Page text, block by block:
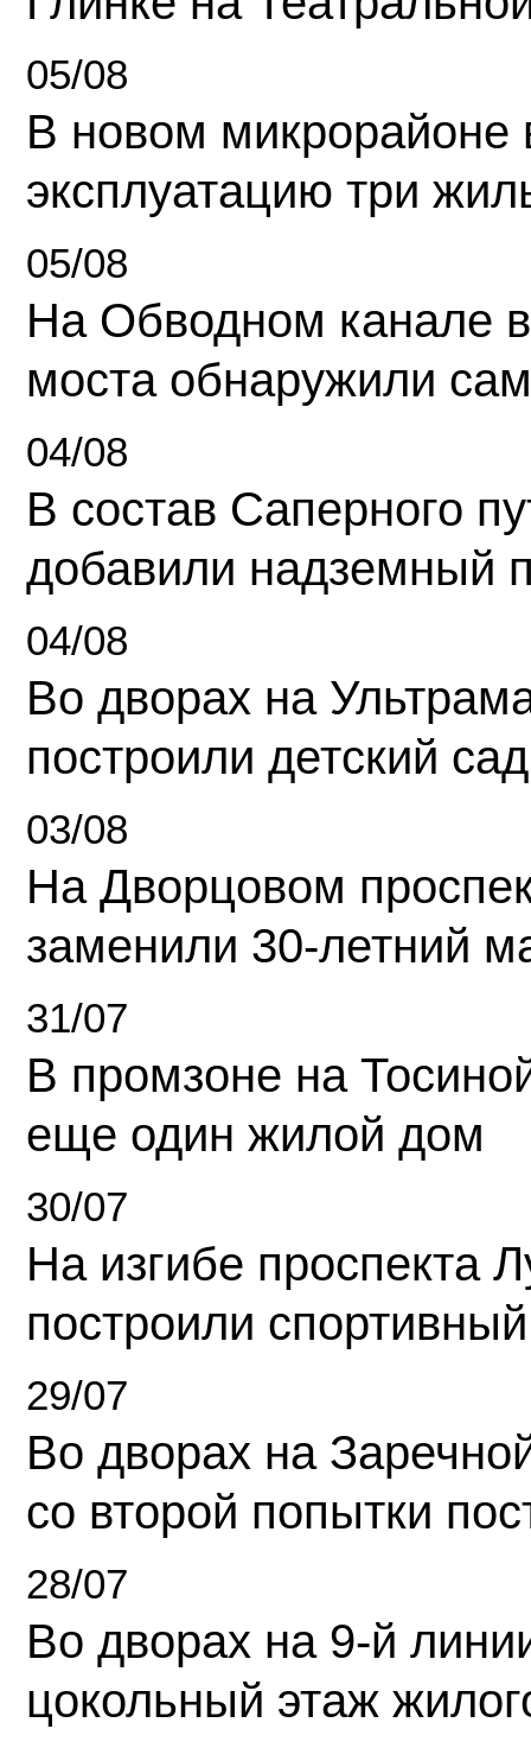
05/08
В новом микрорайоне
эксплуатацию три
05/08
На Обводном канале
моста обнаружили
04/08
В состав Саперного
добавили надземный
04/08
Во дворах на
построили детский сад
03/08
На Дворцовом
заменили 30-летний
31/07
В промзоне на
еще один жилой дом
30/07
На изгибе проспекта
построили
29/07
Во дворах на
со второй попытки
28/07
Во дворах на 9-й
цокольный этаж